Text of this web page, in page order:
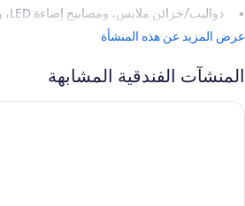
دواليب/خزائن ملابس، ومصابيح إضاءة LED، وثلاجات
عرض المزيد عن هذه المنشأة
المنشآت الفندقية المشابهة
مارونوتشي هوتل